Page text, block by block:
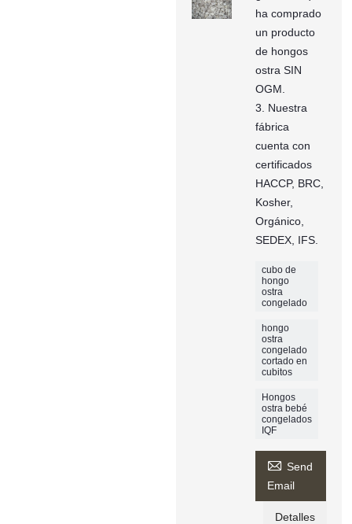
ha comprado
un producto
de hongos
ostra SIN
OGM.
3. Nuestra
fábrica
cuenta con
certificados
HACCP, BRC,
Kosher,
Orgánico,
SEDEX, IFS.
cubo de
hongo
ostra
congelado
hongo
ostra
congelado
cortado en
cubitos
Hongos
ostra bebé
congelados
IQF
 Send
Email
Detalles